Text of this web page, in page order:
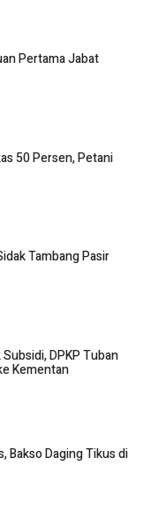
Pertama Jabat
50 Persen, Petani
Tambang Pasir
DPKP Tuban
Kementan
Bakso Daging Tikus di